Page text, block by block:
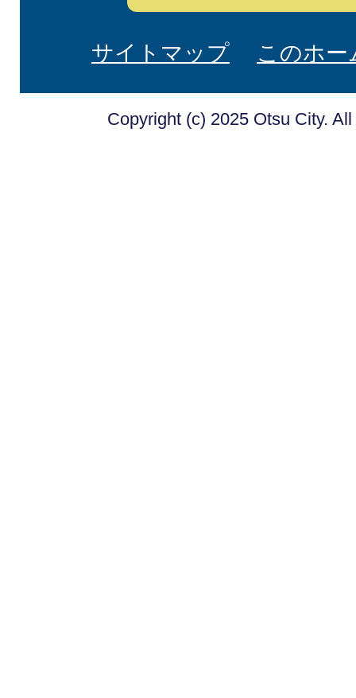
サイトマップ このホ
Copyright (c) 2025 Otsu City.